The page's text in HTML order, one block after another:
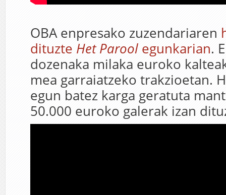
OBA enpresako zuzendariaren
dituzte Het Parool egunkarian.
dozenaka milaka euroko
mea garraiatzeko trakzioetan.
egun batez karga geratuta
50.000 euroko galerak izan